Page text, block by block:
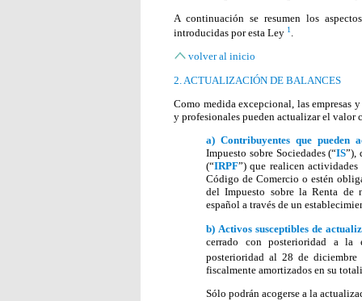
A continuación se resumen los
introducidas por esta Ley 1 .
volver al inicio
2. ACTUALIZACIÓN DE BALANCES
Como medida excepcional, las empresas
y profesionales pueden actualizar el valor
a) Contribuyentes que pueden
Impuesto sobre Sociedades (“IS”),
(“IRPF”) que realicen
Código de Comercio o estén
del Impuesto sobre la Renta de
español a través de un
b) Activos susceptibles de
cerrado con posterioridad a la
posterioridad al 28 de diciembre
fiscalmente amortizados en su
Sólo podrán acogerse a la